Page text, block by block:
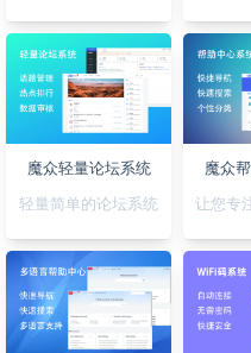
魔众轻量论坛系统
轻量简单的论坛系统
魔众